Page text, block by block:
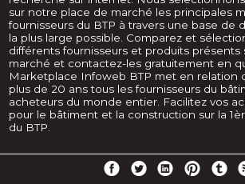
sur notre place de marché les principales
fournisseurs du BTP à travers une base de
la plus large possible. Comparez et
différents fournisseurs et produits présents
marché et contactez-les gratuitement en
Marketplace Infoweb BTP met en relation
plus de 20 ans tous les fournisseurs du
acheteurs du monde entier. Facilitez vos
pour le bâtiment et la construction sur la
du BTP.